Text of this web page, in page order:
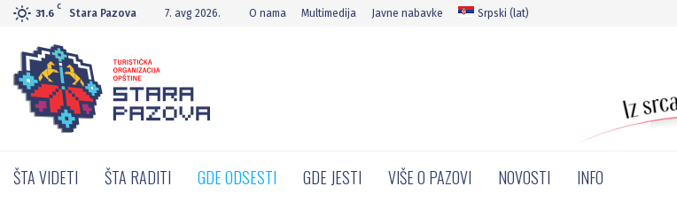
31.6
C
Stara Pazova 7. avg 2026. O nama Multimedija Javne nabavke Srpski (lat)
ŠTA VIDETI ŠTA RADITI GDE ODSESTI GDE JESTI VIŠE O PAZOVI NOVOSTI INFO